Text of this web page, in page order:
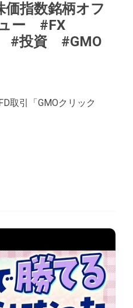
価指数銘柄オフ
ュー #FX
#投資 #GMO
取引「GMOクリック